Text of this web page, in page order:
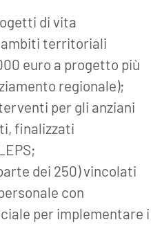
di vita
ambiti territoriali
euro a progetto più
regionale);
per gli anziani
finalizzati
dei 250) vincolati
con
per implementare i